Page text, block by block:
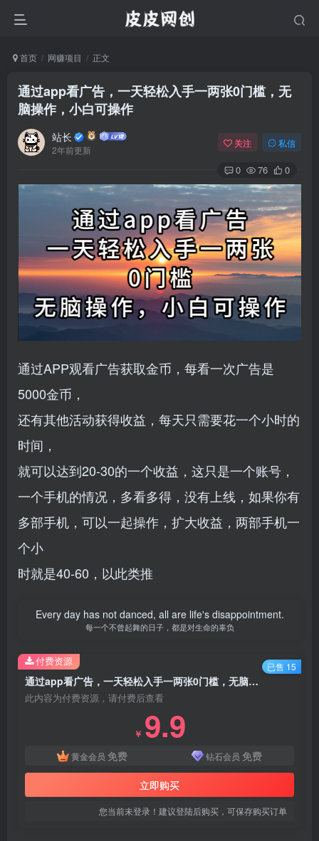
首页 网赚项目 正文
通过app看广告，一天轻松入手一两张0门槛，无
脑操作，小白可操作
站长
2年前更新
关注 私信
0 76 0
通过APP观看广告获取金币，每看一次广告是
5000金币，
还有其他活动获得收益，每天只需要花一个小时的
时间，
就可以达到20-30的一个收益，这只是一个账号，
一个手机的情况，多看多得，没有上线，如果你有
多部手机，可以一起操作，扩大收益，两部手机一
个小
时就是40-60，以此类推
Every day has not danced, all are life's disappointment.
每一个不曾起舞的日子，都是对生命的辜负
通过app看广告，一天轻松入手一两张0门槛，无脑操作，小白可操作
此内容为付费资源，请付费后查看
￥ 9.9
黄金会员 免费 钻石会员 免费
立即购买
您当前未登录！建议登陆后购买，可保存购买订单
付费资源 已售 15